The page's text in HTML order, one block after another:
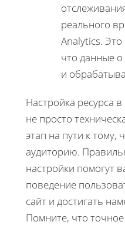
реального
Analytics. Это
что данные о
и
Настройка ресурса
не просто
этап на пути к
аудиторию.
настройки помогут
поведение
сайт и достигать
Помните, что